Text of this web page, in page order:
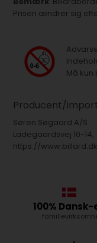
Prisen ændrer sig
Må
Producent/
Søren Søgaard A/S
Ladegaardsvej 10-14,
https://www.billard.dk
100%